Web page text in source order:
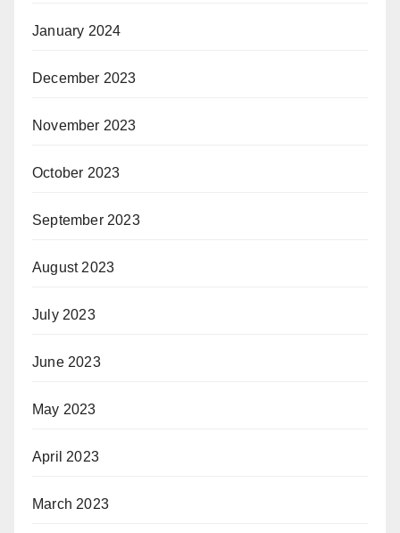
January 2024
December 2023
November 2023
October 2023
September 2023
August 2023
July 2023
June 2023
May 2023
April 2023
March 2023